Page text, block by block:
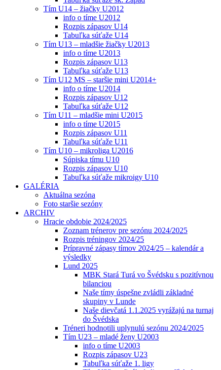
Tím U14 – žiačky U2012
info o tíme U2012
Rozpis zápasov U14
Tabuľka súťaže U14
Tím U13 – mladšie žiačky U2013
info o tíme U2013
Rozpis zápasov U13
Tabuľka súťaže U13
Tím U12 MS – staršie mini U2014+
info o tíme U2014
Rozpis zápasov U12
Tabuľka súťaže U12
Tím U11 – mladšie mini U2015
info o tíme U2015
Rozpis zápasov U11
Tabuľka súťaže U11
Tím U10 – mikroliga U2016
Súpiska tímu U10
Rozpis zápasov U10
Tabuľka súťaže mikroigy U10
GALÉRIA
Aktuálna sezóna
Foto staršie sezóny
ARCHIV
Hracie obdobie 2024/2025
Zoznam trénerov pre sezónu 2024/2025
Rozpis tréningov 2024/25
Prípravné zápasy tímov 2024/25 – kalendár a
výsledky
Lund 2025
MBK Stará Turá vo Švédsku s pozitívnou
bilanciou
Naše tímy úspešne zvládli základné
skupiny v Lunde
Naše dievčatá 1.1.2025 vyrážajú na turnaj
do Švédska
Tréneri hodnotili uplynulú sezónu 2024/2025
Tím U23 – mladé ženy U2003
info o tíme U2003
Rozpis zápasov U23
Tabuľka súťaže 1. ligy